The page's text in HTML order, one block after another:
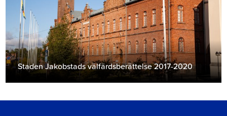
Staden Jakobstads välfärdsberättelse 2017-2020